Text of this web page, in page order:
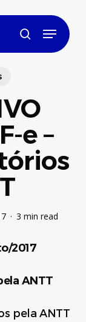
search
Menu
e –
3 min read
2017
ANTT
pela ANTT